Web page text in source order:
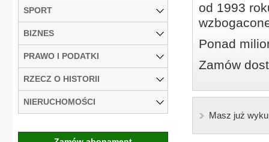
od 1993
Ponad
Zamów
Masz już
SPORT
BIZNES
PRAWO I PODATKI
RZECZ O HISTORII
NIERUCHOMOŚCI